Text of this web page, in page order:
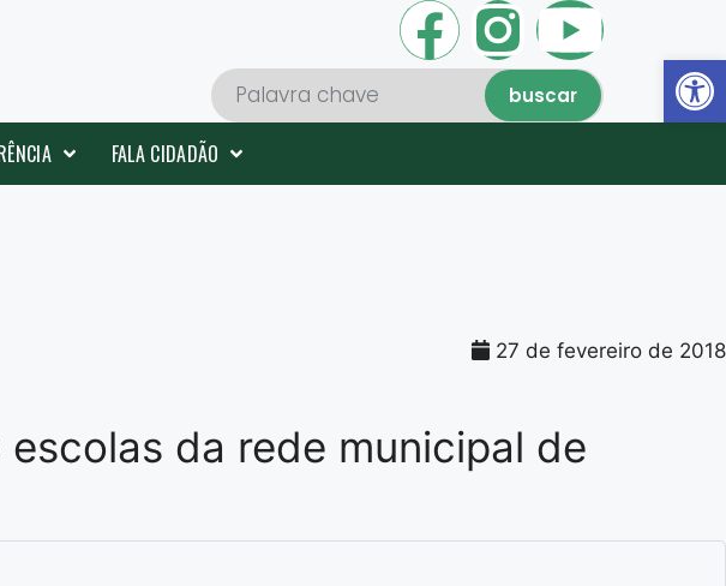
buscar
FALA CIDADÃO
27 de fevereiro de 2018
da rede municipal de
Abrir